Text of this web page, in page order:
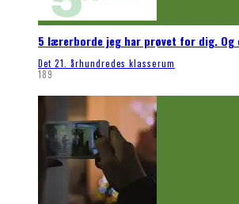
5 lærerborde jeg har prøvet for dig. Og
Det 21. århundredes klasserum
189